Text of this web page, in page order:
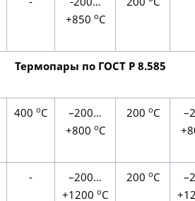
+850 оС
Термопары по ГОСТ Р 8.585
400 оС
–200…
+800 оС
200 оС
-
–200…
+1200 оС
200 оС